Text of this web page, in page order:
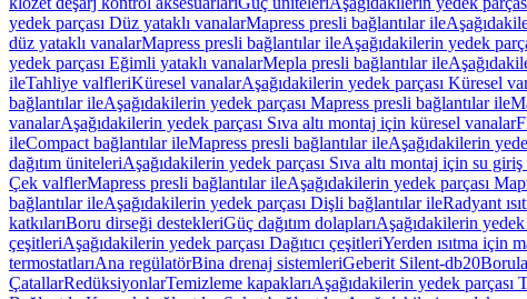
yedek parçası Düz yataklı vanalarMapress presli bağlantılar ile
düz yataklı vanalarMapress presli bağlantılar ileAşağıdakilerin yedek
yedek parçası Eğimli yataklı vanalarMepla presli bağlantılar ile
ileTahliye valfleriKüresel vanalarAşağıdakilerin yedek parçası Küresel
bağlantılar ileAşağıdakilerin yedek parçası Mapress presli bağlantılar ile
vanalarAşağıdakilerin yedek parçası Sıva altı montaj için küresel vanalar
ileCompact bağlantılar ileMapress presli bağlantılar ileAşağıdakilerin
dağıtım üniteleriAşağıdakilerin yedek parçası Sıva altı montaj için su giriş
Çek valflerMapress presli bağlantılar ileAşağıdakilerin yedek parçası
bağlantılar ileAşağıdakilerin yedek parçası Dişli bağlantılar ileRadyant
katkılarıBoru dirseği destekleriGüç dağıtım dolaplarıAşağıdakilerin yedek
çeşitleriAşağıdakilerin yedek parçası Dağıtıcı çeşitleriYerden ısıtma için
termostatlarıAna regülatörBina drenaj sistemleriGeberit Silent-db20
ÇatallarRedüksiyonlarTemizleme kapaklarıAşağıdakilerin yedek parçası